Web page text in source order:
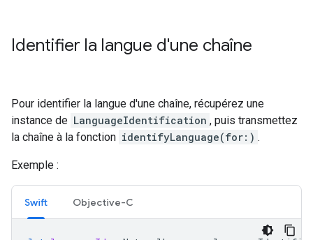
Identifier la langue d'une chaîne
Pour identifier la langue d'une chaîne, récupérez une
instance de LanguageIdentification , puis transmettez
la chaîne à la fonction identifyLanguage(for:) .
Exemple :
Swift Objective-C